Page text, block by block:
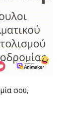
σου,